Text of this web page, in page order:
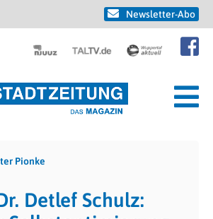
Newsletter-Abo
Pionke
Detlef Schulz: